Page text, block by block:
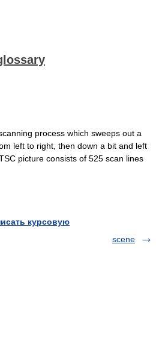
process which sweeps out a
left to right, then down a bit and left
picture consists of 525 scan lines
курсовую
scene